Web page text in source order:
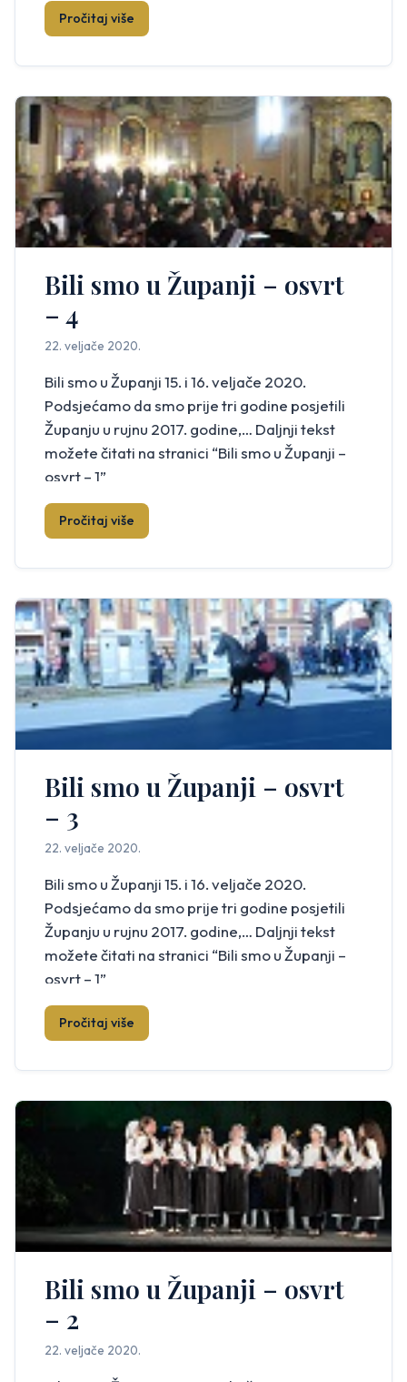
crkvi s početkom u 18 sati, zatim drugi dio
„Grličanje“, odnosno blagoslov grla, glasnica, i
Pročitaj više
Bili smo u Županji – osvrt
– 4
22. veljače 2020.
Bili smo u Županji 15. i 16. veljače 2020.
Podsjećamo da smo prije tri godine posjetili
Županju u rujnu 2017. godine,… Daljnji tekst
možete čitati na stranici “Bili smo u Županji –
osvrt – 1”
Pročitaj više
Bili smo u Županji – osvrt
– 3
22. veljače 2020.
Bili smo u Županji 15. i 16. veljače 2020.
Podsjećamo da smo prije tri godine posjetili
Županju u rujnu 2017. godine,… Daljnji tekst
možete čitati na stranici “Bili smo u Županji –
osvrt – 1”
Pročitaj više
Bili smo u Županji – osvrt
– 2
22. veljače 2020.